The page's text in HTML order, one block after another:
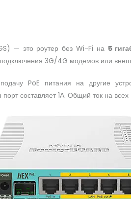
— это роутер без Wi-Fi на 5
3G/4G модемов или
PoE питания на другие
составляет 1А. Общий ток на